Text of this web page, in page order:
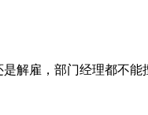
解雇，部门经理都不